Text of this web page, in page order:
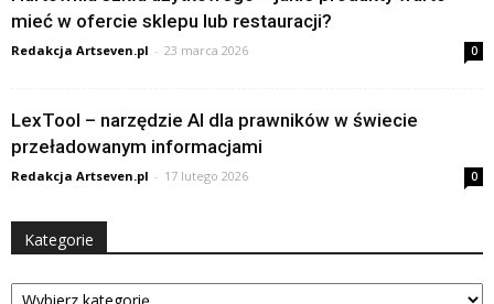
mieć w ofercie sklepu lub restauracji?
Redakcja Artseven.pl - 23 marca 2026 0
LexTool – narzędzie AI dla prawników w świecie
przeładowanym informacjami
Redakcja Artseven.pl - 17 lutego 2026 0
Kategorie
Kategorie